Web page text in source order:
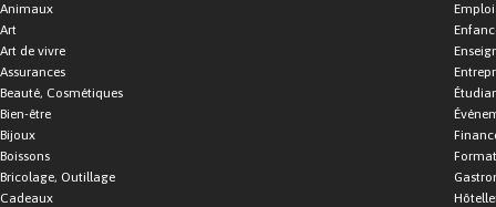
Animaux
Art
Art de vivre
Assurances
Beauté, Cosmétiques
Bien-être
Bijoux
Boissons
Bricolage, Outillage
Cadeaux
Emploi